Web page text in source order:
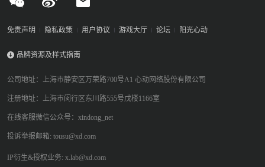
免责声明 隐私政策 用户协议 游戏大厅 论坛 阳光心动
品牌资源及样式指南
公司地址：上海市静安区万荣路700号A1 心动网络股份有限公司
注册地址：上海市闵行区东川路555号戊楼1166室
在线客服微信公众号：xindong_net
投诉举报邮箱: tousu@xd.com
IP衍生&授权业务: x.lab@xd.com